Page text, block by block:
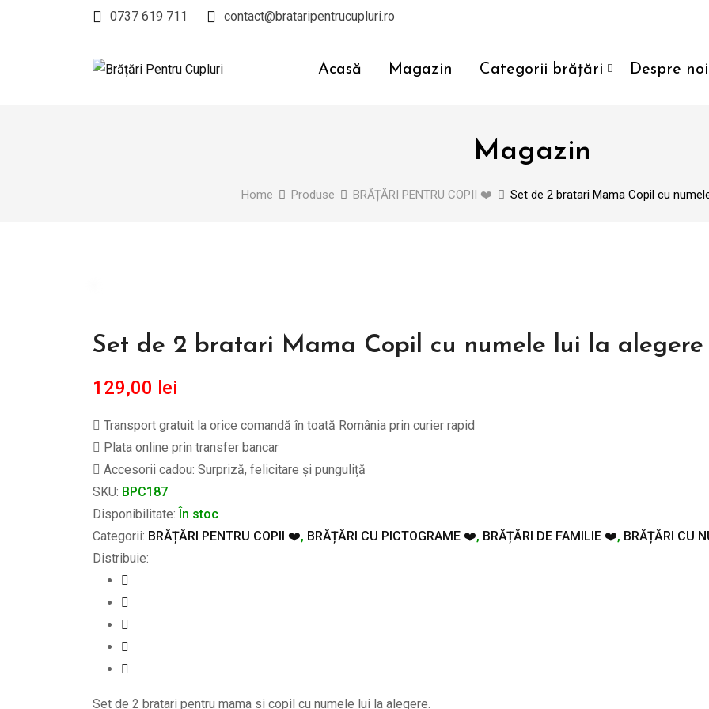
0737 619 711 contact@brataripentrucupluri.ro
Acasă Magazin Categorii brățări Despre noi
Magazin
Home Produse BRĂȚĂRI PENTRU COPII ❤️ Set de 2 bratari Mama Copil cu
Set de 2 bratari Mama Copil cu numele lui la alegere
129,00 lei
Transport gratuit la orice comandă în toată România prin curier rapid
Plata online prin transfer bancar
Accesorii cadou: Surpriză, felicitare și punguliță
SKU: BPC187
Disponibilitate: În stoc
Categorii: BRĂȚĂRI PENTRU COPII ❤️, BRĂȚĂRI CU PICTOGRAME ❤️, BRĂȚĂRI DE FAMILIE ❤️, BRĂȚĂRI CU
Distribuie:
Set de 2 bratari pentru mama si copil cu numele lui la alegere.